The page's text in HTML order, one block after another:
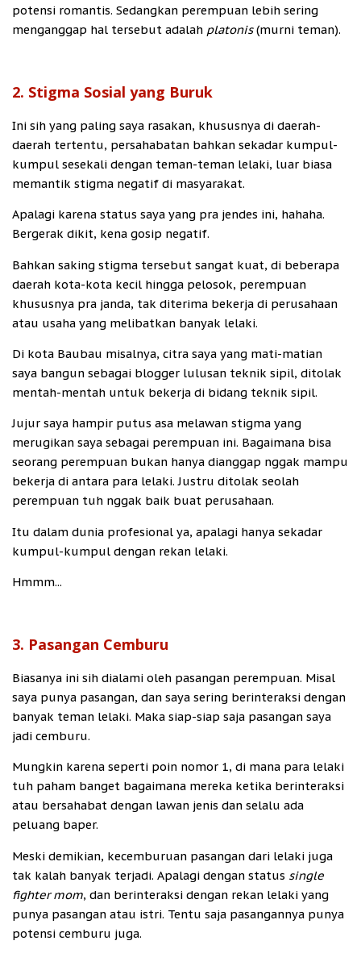
potensi romantis. Sedangkan perempuan lebih sering
menganggap hal tersebut adalah platonis(murni teman).
2. Stigma Sosial yang Buruk
Ini sih yang paling saya rasakan, khususnya di daerah-
daerah tertentu, persahabatan bahkan sekadar kumpul-
kumpul sesekali dengan teman-teman lelaki, luar biasa
memantik stigma negatif di masyarakat.
Apalagi karena status saya yang pra jendes ini, hahaha.
Bergerak dikit, kena gosip negatif.
Bahkan saking stigma tersebut sangat kuat, di beberapa
daerah kota-kota kecil hingga pelosok, perempuan
khususnya pra janda, tak diterima bekerja di perusahaan
atau usaha yang melibatkan banyak lelaki.
Di kota Baubau misalnya, citra saya yang mati-matian
saya bangun sebagai blogger lulusan teknik sipil, ditolak
mentah-mentah untuk bekerja di bidang teknik sipil.
Jujur saya hampir putus asa melawan stigma yang
merugikan saya sebagai perempuan ini. Bagaimana bisa
seorang perempuan bukan hanya dianggap nggak mampu
bekerja di antara para lelaki. Justru ditolak seolah
perempuan tuh nggak baik buat perusahaan.
Itu dalam dunia profesional ya, apalagi hanya sekadar
kumpul-kumpul dengan rekan lelaki.
Hmmm...
3. Pasangan Cemburu
Biasanya ini sih dialami oleh pasangan perempuan. Misal
saya punya pasangan, dan saya sering berinteraksi dengan
banyak teman lelaki. Maka siap-siap saja pasangan saya
jadi cemburu.
Mungkin karena seperti poin nomor 1, di mana para lelaki
tuh paham banget bagaimana mereka ketika berinteraksi
atau bersahabat dengan lawan jenis dan selalu ada
peluang baper.
Meski demikian, kecemburuan pasangan dari lelaki juga
tak kalah banyak terjadi. Apalagi dengan status single
fighter mom, dan berinteraksi dengan rekan lelaki yang
punya pasangan atau istri. Tentu saja pasangannya punya
potensi cemburu juga.